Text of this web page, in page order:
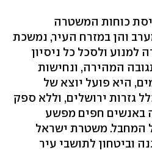
כוחות המשטרה
והן במזרח העיר, נמשכת
למנוע ולסכל כל ניסיון
המהירה, ונחישות
היא פועל יוצא של
גזרות ירושלים, וללא ספק
באנשים חפים מפשע
המחבל. משטרת ישראל
וביטחון לתושבי עיר